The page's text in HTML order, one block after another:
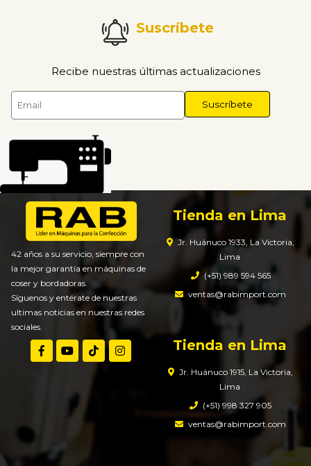
Suscríbete
Recibe nuestras últimas actualizaciones
42 años a su servicio, siempre con
la mejor garantía en máquinas de
coser y bordadoras.
Síguenos y entérate de nuestras
ultimas noticias en nuestras redes
sociales.
Tienda en Lima
Jr. Huánuco 1933, La Victoria,
Lima
(+51) 989 594 565
ventas@rabimport.com
Tienda en Lima
Jr. Huánuco 1915, La Victoria,
Lima
(+51) 998 327 905
ventas@rabimport.com